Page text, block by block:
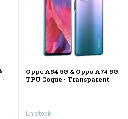
-
Oppo A54 5G & Oppo A74 5G
TPU Coque - Transparent
En stock